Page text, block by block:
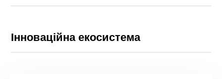
Інноваційна екосистема